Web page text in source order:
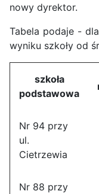
nowy dyrektor.
Tabela podaje -
wyniku szkoły od
szkoła
podstawowa
Nr 94 przy
ul.
Cietrzewia
Nr 88 przy